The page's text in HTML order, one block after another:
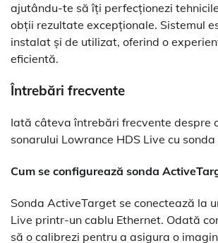
ajutându-te să îți perfecționezi
obții rezultate excepționale. Sistemul
instalat și de utilizat, oferind o
eficientă.
Întrebări frecvente
Iată câteva întrebări frecvente despre
sonarului Lowrance HDS Live cu
Cum se configurează sonda
Sonda ActiveTarget se conectează la
Live printr-un cablu Ethernet. Odată
să o calibrezi pentru a asigura o